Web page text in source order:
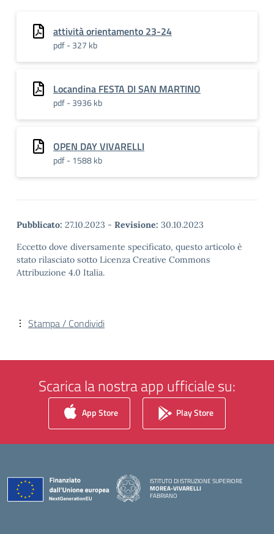
attività orientamento 23-24
pdf - 327 kb
Locandina FESTA DI SAN MARTINO
pdf - 3936 kb
OPEN DAY VIVARELLI
pdf - 1588 kb
Pubblicato: 27.10.2023 - Revisione: 30.10.2023
Eccetto dove diversamente specificato, questo articolo è
stato rilasciato sotto Licenza Creative Commons
Attribuzione 4.0 Italia.
Stampa / Condividi
Scarica la nostra app ufficiale su:
App Store Play Store
ISTITUTO DI ISTRUZIONE SUPERIORE
MOREA-VIVARELLI
FABRIANO